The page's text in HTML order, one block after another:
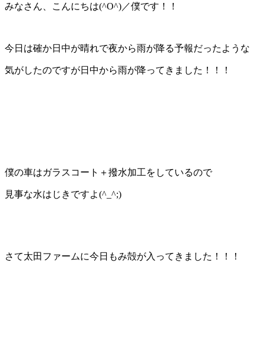
みなさん、こんにちは(^O^)／僕です！！
今日は確か日中が晴れで夜から雨が降る予報だったような
気がしたのですが日中から雨が降ってきました！！！
僕の車はガラスコート＋撥水加工をしているので
見事な水はじきですよ(^_^;)
さて太田ファームに今日もみ殻が入ってきました！！！